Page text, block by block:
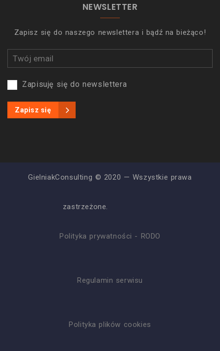
NEWSLETTER
Zapisz się do naszego newslettera i bądź na bieżąco!
Zapisuję się do newslettera
GielniakConsulting © 2020 — Wszystkie prawa
zastrzeżone.
Polityka prywatności - RODO
Regulamin serwisu
Polityka plików cookies